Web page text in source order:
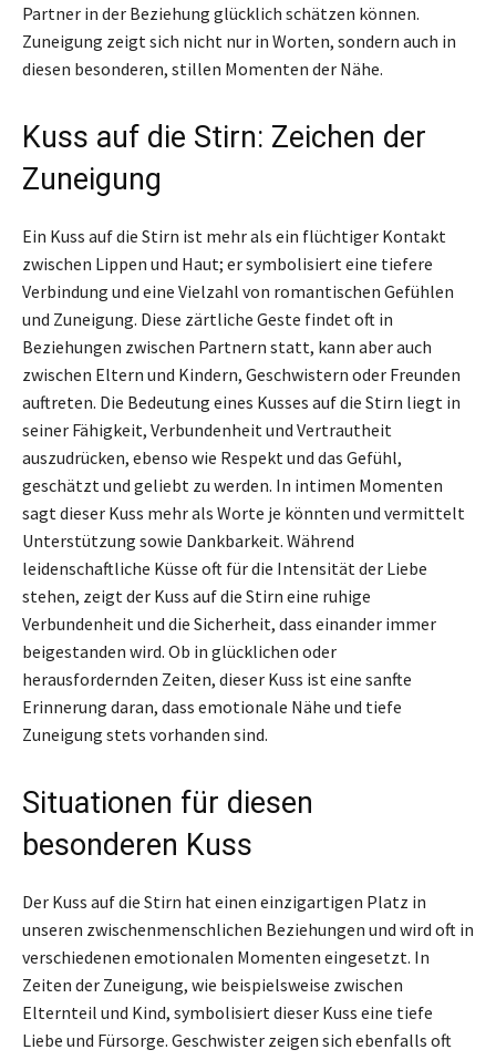
Partner in der Beziehung glücklich schätzen können.
Zuneigung zeigt sich nicht nur in Worten, sondern auch in
diesen besonderen, stillen Momenten der Nähe.
Kuss auf die Stirn: Zeichen der
Zuneigung
Ein Kuss auf die Stirn ist mehr als ein flüchtiger Kontakt
zwischen Lippen und Haut; er symbolisiert eine tiefere
Verbindung und eine Vielzahl von romantischen Gefühlen
und Zuneigung. Diese zärtliche Geste findet oft in
Beziehungen zwischen Partnern statt, kann aber auch
zwischen Eltern und Kindern, Geschwistern oder Freunden
auftreten. Die Bedeutung eines Kusses auf die Stirn liegt in
seiner Fähigkeit, Verbundenheit und Vertrautheit
auszudrücken, ebenso wie Respekt und das Gefühl,
geschätzt und geliebt zu werden. In intimen Momenten
sagt dieser Kuss mehr als Worte je könnten und vermittelt
Unterstützung sowie Dankbarkeit. Während
leidenschaftliche Küsse oft für die Intensität der Liebe
stehen, zeigt der Kuss auf die Stirn eine ruhige
Verbundenheit und die Sicherheit, dass einander immer
beigestanden wird. Ob in glücklichen oder
herausfordernden Zeiten, dieser Kuss ist eine sanfte
Erinnerung daran, dass emotionale Nähe und tiefe
Zuneigung stets vorhanden sind.
Situationen für diesen
besonderen Kuss
Der Kuss auf die Stirn hat einen einzigartigen Platz in
unseren zwischenmenschlichen Beziehungen und wird oft in
verschiedenen emotionalen Momenten eingesetzt. In
Zeiten der Zuneigung, wie beispielsweise zwischen
Elternteil und Kind, symbolisiert dieser Kuss eine tiefe
Liebe und Fürsorge. Geschwister zeigen sich ebenfalls oft